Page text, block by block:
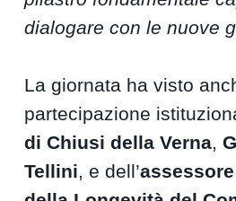
dialogare con le nuove
La giornata ha visto
partecipazione
di Chiusi della Verna,
Tellini, e dell’